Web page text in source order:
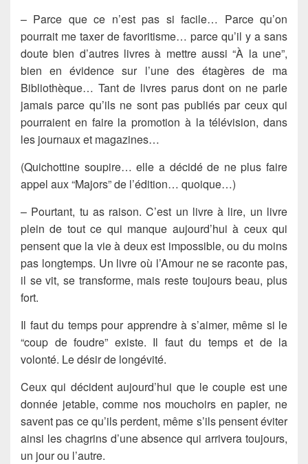
– Parce que ce n’est pas si facile… Parce qu’on
pourrait me taxer de favoritisme… parce qu’il y a sans
doute bien d’autres livres à mettre aussi “À la une”,
bien en évidence sur l’une des étagères de ma
Bibliothèque… Tant de livres parus dont on ne parle
jamais parce qu’ils ne sont pas publiés par ceux qui
pourraient en faire la promotion à la télévision, dans
les journaux et magazines…
(Quichottine soupire… elle a décidé de ne plus faire
appel aux “Majors” de l’édition… quoique…)
– Pourtant, tu as raison. C’est un livre à lire, un livre
plein de tout ce qui manque aujourd’hui à ceux qui
pensent que la vie à deux est impossible, ou du moins
pas longtemps. Un livre où l’Amour ne se raconte pas,
il se vit, se transforme, mais reste toujours beau, plus
fort.
Il faut du temps pour apprendre à s’aimer, même si le
“coup de foudre” existe. Il faut du temps et de la
volonté. Le désir de longévité.
Ceux qui décident aujourd’hui que le couple est une
donnée jetable, comme nos mouchoirs en papier, ne
savent pas ce qu’ils perdent, même s’ils pensent éviter
ainsi les chagrins d’une absence qui arrivera toujours,
un jour ou l’autre.